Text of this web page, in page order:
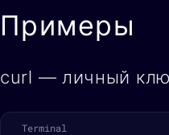
Примеры
curl — личный
Terminal